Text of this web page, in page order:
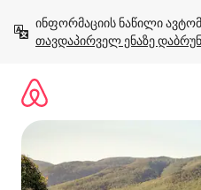
გადასვლა
თავდაპირველ ენაზე